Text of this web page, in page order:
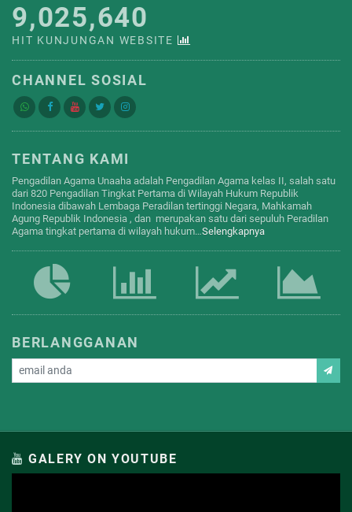
9,025,640
HIT KUNJUNGAN WEBSITE
CHANNEL SOSIAL
TENTANG KAMI
Pengadilan Agama Unaaha adalah Pengadilan Agama kelas II, salah satu
dari 820 Pengadilan Tingkat Pertama di Wilayah Hukum Republik
Indonesia dibawah Lembaga Peradilan tertinggi Negara, Mahkamah
Agung Republik Indonesia , dan merupakan satu dari sepuluh Peradilan
Agama tingkat pertama di wilayah hukum…Selengkapnya
BERLANGGANAN
GALERY ON YOUTUBE